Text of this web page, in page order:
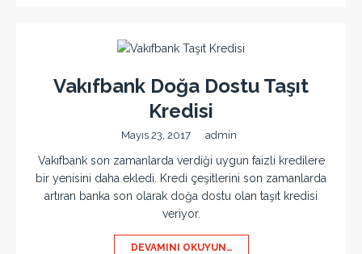
Vakıfbank Doğa Dostu Taşıt
Kredisi
Mayıs 23, 2017 admin
Vakıfbank son zamanlarda verdiği uygun faizli kredilere
bir yenisini daha ekledi. Kredi çeşitlerini son zamanlarda
artıran banka son olarak doğa dostu olan taşıt kredisi
veriyor.
DEVAMINI OKUYUN…